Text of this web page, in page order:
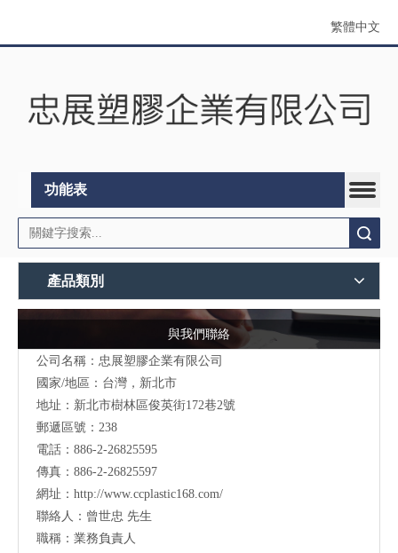
繁體中文
功能表
產品類別
與我們聯絡
公司名稱：忠展塑膠企業有限公司
國家/地區：台灣，新北市
地址： 新北市樹林區俊英街172巷2號
郵遞區號：238
電話：886-2-26825595
傳真：886-2-26825597
網址： http://www.ccplastic168.com/
聯絡人：曾世忠 先生
職稱：業務負責人